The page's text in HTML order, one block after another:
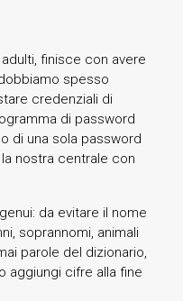
finisce con avere
spesso
credenziali di
di password
di una sola password
nostra centrale con
da evitare il nome
soprannomi, animali
parole del dizionario,
aggiungi cifre alla fine